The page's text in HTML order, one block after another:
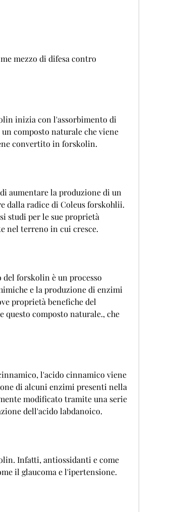
inizia con l'assorbimento di
composto naturale che viene
convertito in forskolin.
aumentare la produzione di un
dalla radice di Coleus forskohlii.
studi per le sue proprietà
nel terreno in cui cresce.
forskolin è un processo
e la produzione di enzimi
proprietà benefiche del
composto naturale., che
l'acido cinnamico viene
di alcuni enzimi presenti nella
modificato tramite una serie
dell'acido labdanoico.
Infatti, antiossidanti e come
il glaucoma e l'ipertensione.